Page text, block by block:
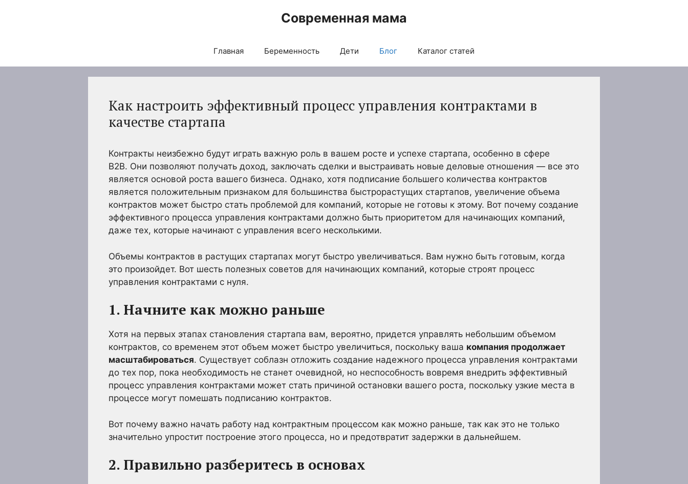
Современная мама
Главная Беременность Дети Блог Каталог статей
Как настроить эффективный процесс управления контрактами в
качестве стартапа
Контракты неизбежно будут играть важную роль в вашем росте и успехе стартапа, особенно в сфере
B2B. Они позволяют получать доход, заключать сделки и выстраивать новые деловые отношения — все это
является основой роста вашего бизнеса. Однако, хотя подписание большего количества контрактов
является положительным признаком для большинства быстрорастущих стартапов, увеличение объема
контрактов может быстро стать проблемой для компаний, которые не готовы к этому. Вот почему создание
эффективного процесса управления контрактами должно быть приоритетом для начинающих компаний,
даже тех, которые начинают с управления всего несколькими.
Объемы контрактов в растущих стартапах могут быстро увеличиваться. Вам нужно быть готовым, когда
это произойдет. Вот шесть полезных советов для начинающих компаний, которые строят процесс
управления контрактами с нуля.
1. Начните как можно раньше
Хотя на первых этапах становления стартапа вам, вероятно, придется управлять небольшим объемом
контрактов, со временем этот объем может быстро увеличиться, поскольку ваша компания продолжает
масштабироваться. Существует соблазн отложить создание надежного процесса управления контрактами
до тех пор, пока необходимость не станет очевидной, но неспособность вовремя внедрить эффективный
процесс управления контрактами может стать причиной остановки вашего роста, поскольку узкие места в
процессе могут помешать подписанию контрактов.
Вот почему важно начать работу над контрактным процессом как можно раньше, так как это не только
значительно упростит построение этого процесса, но и предотвратит задержки в дальнейшем.
2. Правильно разберитесь в основах